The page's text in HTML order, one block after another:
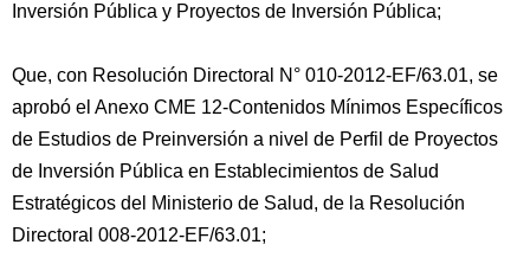
Inversión Pública y Proyectos de Inversión Pública;
Que, con Resolución Directoral N° 010-2012-EF/63.01, se
aprobó el Anexo CME 12-Contenidos Mínimos Específicos
de Estudios de Preinversión a nivel de Perfil de Proyectos
de Inversión Pública en Establecimientos de Salud
Estratégicos del Ministerio de Salud, de la Resolución
Directoral 008-2012-EF/63.01;